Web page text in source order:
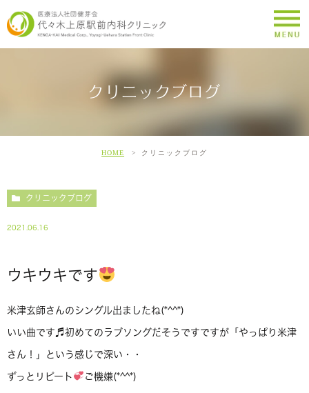
クリニックブログ
HOME クリニックブログ
クリニックブログ
2021.06.16
ウキウキです
米津玄師さんのシングル出ましたね(*^^*)
いい曲です♬初めてのラブソングだそうですですが「やっぱり米津
さん！」という感じで深い・・
ずっとリピート ご機嫌(*^^*)